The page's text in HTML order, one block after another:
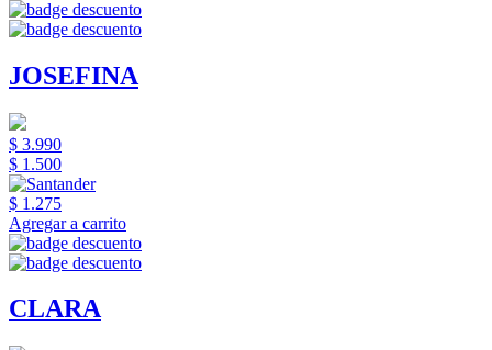
JOSEFINA
$ 3.990
$ 1.500
$ 1.275
Agregar a carrito
CLARA